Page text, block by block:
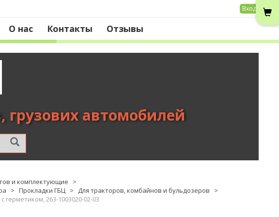
Вход
О нас Контакты Отзывы
грузових автомобилей
и комплектующие
>
> Прокладки ГБЦ > Для тракторов, комбайнов и бульдозеров
>
263-1003020-02-03